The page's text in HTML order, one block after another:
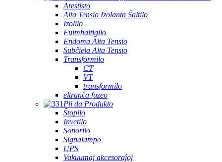
Arestisto
Alta Tensio Izolanta Ŝaltilo
Izolilo
Fulmhaltigilo
Endoma Alta Tensio
Subĉiela Alta Tensio
Transformilo
CT
VT
transformilo
eltranĉa fuzeo
Pli da Produkto
Ŝtopilo
Invetilo
Sonorilo
Signalampo
UPS
Vakuumaj akcesoraĵoj